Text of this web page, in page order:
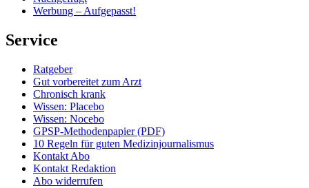
Werbung – Aufgepasst!
Service
Ratgeber
Gut vorbereitet zum Arzt
Chronisch krank
Wissen: Placebo
Wissen: Nocebo
GPSP-Methodenpapier (PDF)
10 Regeln für guten Medizinjournalismus
Kontakt Abo
Kontakt Redaktion
Abo widerrufen